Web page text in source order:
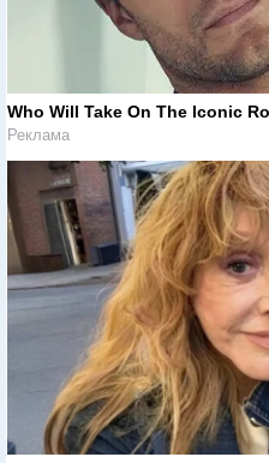
Who Will Take On The Iconic
Реклама